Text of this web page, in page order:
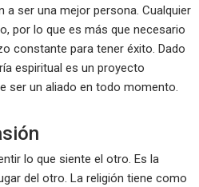
ser una mejor persona. Cualquier
por lo que es más que necesario
constante para tener éxito. Dado
espiritual es un proyecto
ser un aliado en todo momento.
lo que siente el otro. Es la
del otro. La religión tiene como